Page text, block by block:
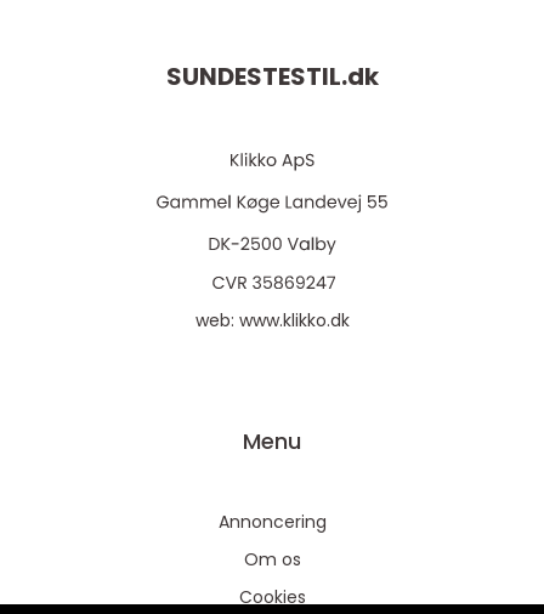
SUNDESTESTIL.dk
web: www.klikko.dk
Menu
Annoncering
Om os
Cookies